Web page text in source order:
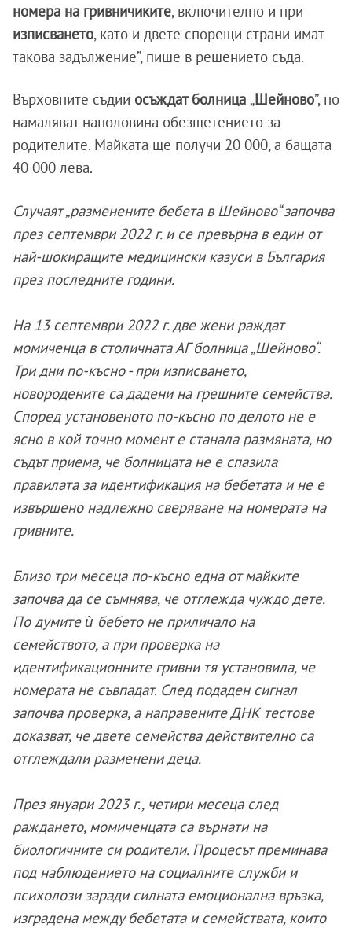
номера на гривничиките, включително и при
изписването, като и двете спорещи страни имат
такова задължение”, пише в решението съда.
Върховните съдии осъждат болница „Шейново”, но
намаляват наполовина обезщетението за
родителите. Майката ще получи 20 000, а бащата
40 000 лева.
Случаят „разменените бебета в Шейново“ започва
през септември 2022 г. и се превърна в един от
най-шокиращите медицински казуси в България
през последните години.
На 13 септември 2022 г. две жени раждат
момиченца в столичната АГ болница „Шейново“.
Три дни по-късно - при изписването,
новородените са дадени на грешните семейства.
Според установеното по-късно по делото не е
ясно в кой точно момент е станала размяната, но
съдът приема, че болницата не е спазила
правилата за идентификация на бебетата и не е
извършено надлежно сверяване на номерата на
гривните.
Близо три месеца по-късно една от майките
започва да се съмнява, че отглежда чуждо дете.
По думите ѝ бебето не приличало на
семейството, а при проверка на
идентификационните гривни тя установила, че
номерата не съвпадат. След подаден сигнал
започва проверка, а направените ДНК тестове
доказват, че двете семейства действително са
отглеждали разменени деца.
През януари 2023 г., четири месеца след
раждането, момиченцата са върнати на
биологичните си родители. Процесът преминава
под наблюдението на социалните служби и
психолози заради силната емоционална връзка,
изградена между бебетата и семействата, които